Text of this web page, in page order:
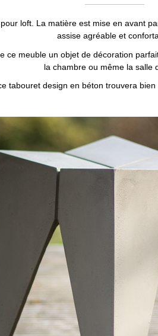
loft. La matière est mise en avant
assise agréable et
ce meuble un objet de décoration
la chambre ou même la salle
tabouret design en béton trouvera